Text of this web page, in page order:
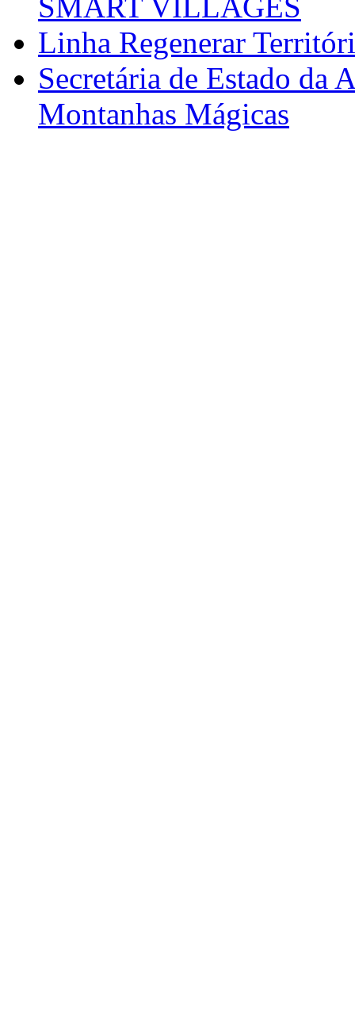
SMART VILLAGES
Linha Regenerar
Secretária de Estado da
Montanhas Mágicas